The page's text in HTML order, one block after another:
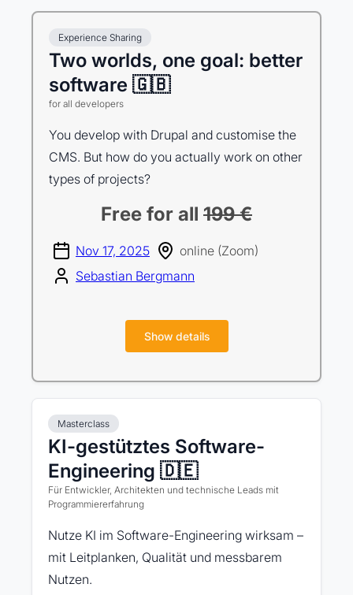
Experience Sharing
Two worlds, one goal: better
software 🇬🇧
for all developers
You develop with Drupal and customise the
CMS. But how do you actually work on other
types of projects?
Free for all 199 €
Nov 17, 2025
online (Zoom)
Sebastian Bergmann
Show details
Masterclass
KI-gestütztes Software-
Engineering 🇩🇪
Für Entwickler, Architekten und technische Leads mit
Programmiererfahrung
Nutze KI im Software-Engineering wirksam –
mit Leitplanken, Qualität und messbarem
Nutzen.